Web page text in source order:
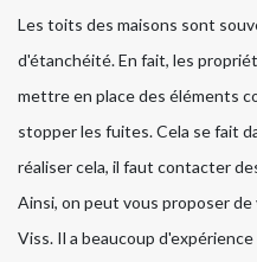
Les toits des maisons sont
d'étanchéité. En fait, les
mettre en place des éléments
stopper les fuites. Cela se fait
réaliser cela, il faut contacter
Ainsi, on peut vous proposer
Viss. Il a beaucoup